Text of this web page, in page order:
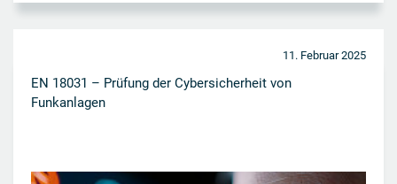
11. Februar 2025
EN 18031 – Prüfung der Cybersicherheit von
Funkanlagen